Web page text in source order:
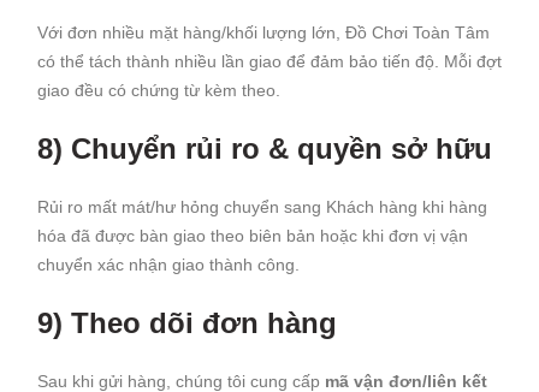
Với đơn nhiều mặt hàng/khối lượng lớn, Đồ Chơi Toàn Tâm
có thể tách thành nhiều lần giao để đảm bảo tiến độ. Mỗi đợt
giao đều có chứng từ kèm theo.
8) Chuyển rủi ro & quyền sở hữu
Rủi ro mất mát/hư hỏng chuyển sang Khách hàng khi hàng
hóa đã được bàn giao theo biên bản hoặc khi đơn vị vận
chuyển xác nhận giao thành công.
9) Theo dõi đơn hàng
Sau khi gửi hàng, chúng tôi cung cấp mã vận đơn/liên kết